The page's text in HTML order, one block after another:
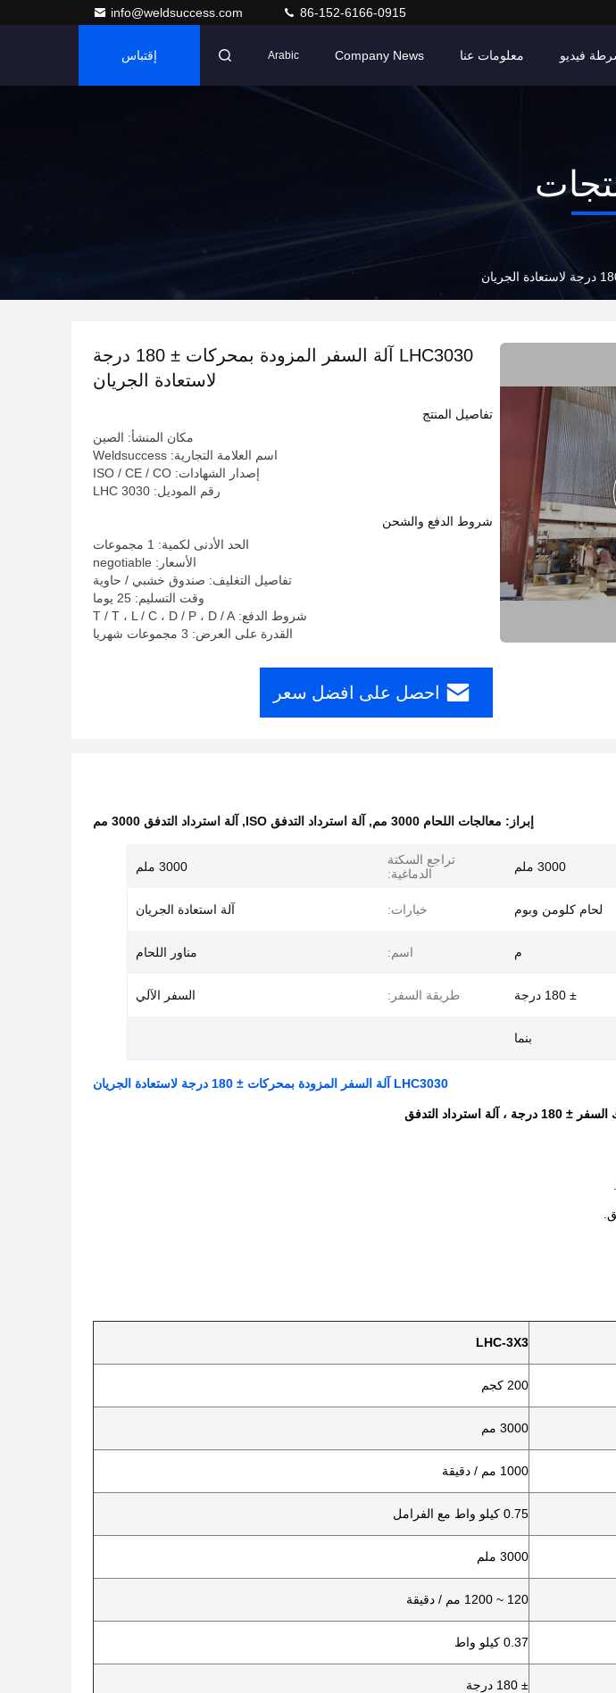
info@weldsuccess.com 86-152-6166-0915
فيديو معلومات عنا Company News
Arabic إقتباس
LHC3030 آلة السفر المزودة بمحركات ± 180 درجة
لاستعادة الجريان
تفاصيل المنتج
مكان المنشأ: الصين
اسم العلامة التجارية: Weldsuccess
إصدار الشهادات: ISO / CE / CO
رقم الموديل: LHC 3030
شروط الدفع والشحن
الحد الأدنى لكمية: 1 مجموعات
الأسعار: negotiable
تفاصيل التغليف: صندوق خشبي / حاوية
وقت التسليم: 25 يوما
شروط الدفع: T / T ، L / C ، D / P ، D / A
القدرة على العرض: 3 مجموعات شهريا
احصل على افضل سعر
إبراز: معالجات اللحام 3000 مم , آلة استرداد التدفق ISO , آلة استرداد التدفق 3000 مم
3000 ملم
تراجع السكتة
الدماغية:
3000 ملم
لحام كلومن وبوم خيارات: آلة استعادة الجريان
م اسم: مناور اللحام
± 180 درجة طريقة السفر: السفر الآلي
بنما
LHC3030 آلة السفر المزودة بمحركات ± 180 درجة لاستعادة الجريان
LHC-3X3
200 كجم
3000 مم
1000 مم / دقيقة
0.75 كيلو واط مع الفرامل
3000 ملم
120 ~ 1200 مم / دقيقة
0.37 كيلو واط
± 180 درجة